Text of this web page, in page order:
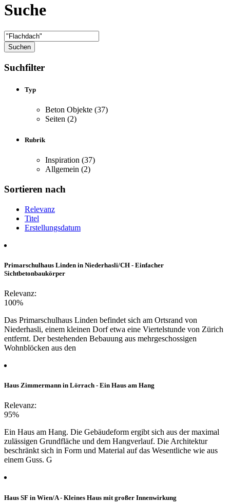
Suche
Suchfilter
Typ
Beton Objekte (37)
Seiten (2)
Rubrik
Inspiration (37)
Allgemein (2)
Sortieren nach
Relevanz
Titel
Erstellungsdatum
Primarschulhaus Linden in Niederhasli/CH - Einfacher
Sichtbetonbaukörper
Relevanz:
100%
Das Primarschulhaus Linden befindet sich am Ortsrand von
Niederhasli, einem kleinen Dorf etwa eine Viertelstunde von Zürich
entfernt. Der bestehenden Bebauung aus mehrgeschossigen
Wohnblöcken aus den
Haus Zimmermann in Lörrach - Ein Haus am Hang
Relevanz:
95%
Ein Haus am Hang. Die Gebäudeform ergibt sich aus der maximal
zulässigen Grundfläche und dem Hangverlauf. Die Architektur
beschränkt sich in Form und Material auf das Wesentliche wie aus
einem Guss. G
Haus SF in Wien/A - Kleines Haus mit großer Innenwirkung